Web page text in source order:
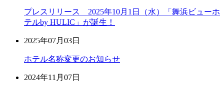
プレスリリース 2025年10月1日（水）「舞浜ビューホ
テルby HULIC」が誕生！
2025年07月03日
ホテル名称変更のお知らせ
2024年11月07日